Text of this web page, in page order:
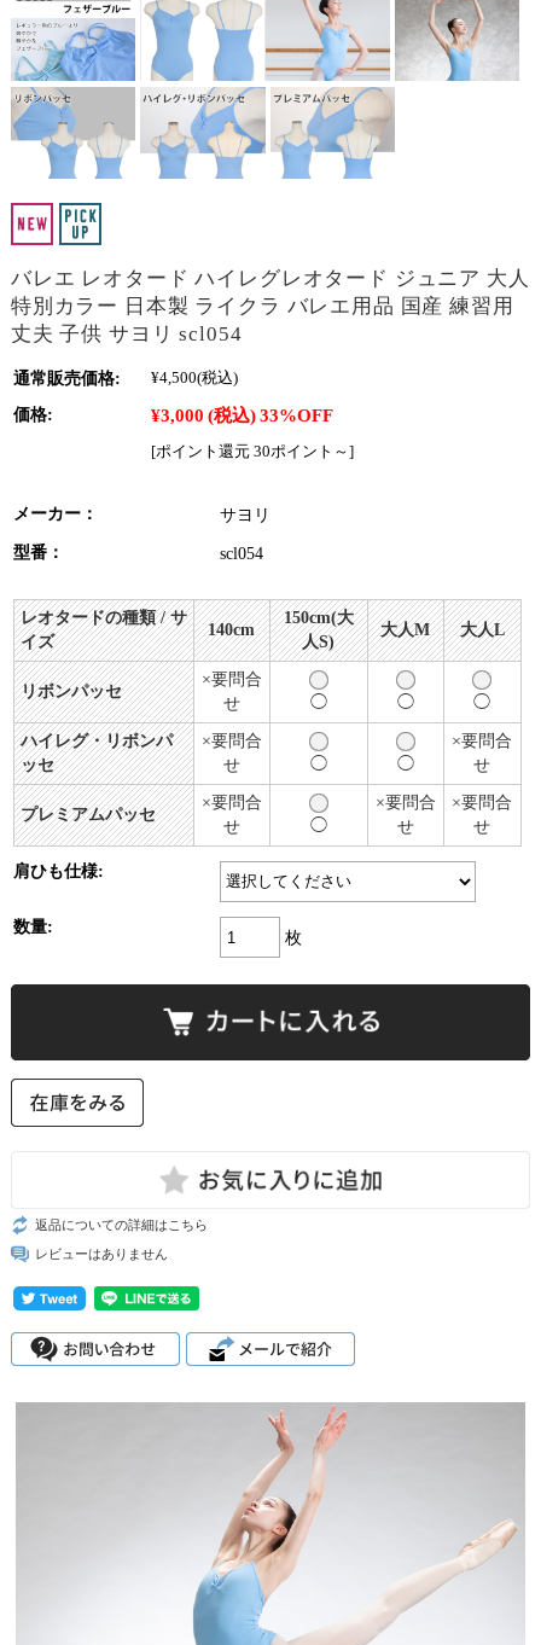
バレエ レオタード ハイレグレオタード ジュニア 大人
特別カラー 日本製 ライクラ バレエ用品 国産 練習用
丈夫 子供 サヨリ scl054
通常販売価格: ¥4,500(税込)
価格: ¥3,000 (税込)33%OFF
[ポイント還元 30ポイント～]
メーカー： サヨリ
型番： scl054
レオタードの種類 / サ
イズ
140cm
150cm(大
人S)
大人M 大人L
リボンパッセ
×要問合
せ
◯ ◯ ◯
ハイレグ・リボンパ
ッセ
×要問合
せ
◯ ◯
×要問合
せ
プレミアムパッセ
×要問合
せ
◯
×要問合
せ
×要問合
せ
肩ひも仕様:
数量:
枚
返品についての詳細はこちら
レビューはありません